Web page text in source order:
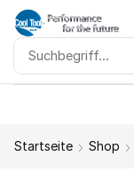
Startseite Shop